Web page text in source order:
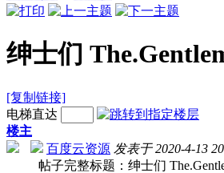
绅士们
[复制链接]
电梯直达
楼主
百度云资源 发表于 2020-4-13
帖子完整标题：绅士们